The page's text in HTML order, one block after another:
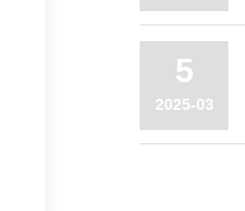
5
2025-03